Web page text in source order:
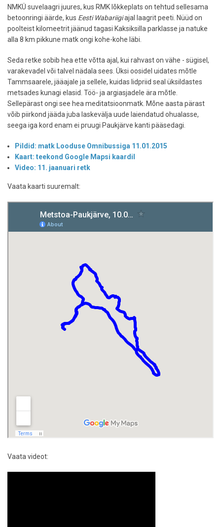
NMKÜ suvelaagri juures, kus RMK lõkkeplats on tehtud sellesama
betoonringi äärde, kus Eesti Wabariigiajal laagrit peeti. Nüüd on
poolteist kilomeetrit jäänud tagasi Kaksiksilla parklasse ja natuke
alla 8 km pikkune matk ongi kohe-kohe läbi.
Seda retke sobib hea ette võtta ajal, kui rahvast on vähe - sügisel,
varakevadel või talvel nädala sees. Üksi oosidel uidates mõtle
Tammsaarele, jääajale ja sellele, kuidas lidpriid seal üksildastes
metsades kunagi elasid. Töö- ja argiasjadele ära mõtle.
Sellepärast ongi see hea meditatsioonmatk. Mõne aasta pärast
võib piirkond jääda juba laskevälja uude laiendatud ohualasse,
seega iga kord enam ei pruugi Paukjärve kanti pääsedagi.
Pildid: matk Looduse Omnibussiga 11.01.2015
Kaart: teekond Google Mapsi kaardil
Video: 11. jaanuari retk
Vaata kaarti suuremalt:
Vaata videot: